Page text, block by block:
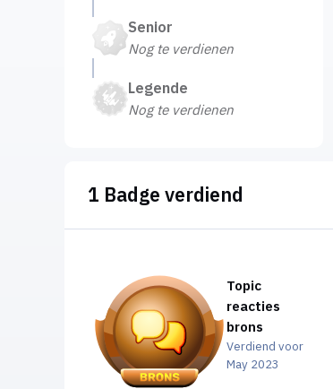
Senior
Nog te verdienen
Legende
Nog te verdienen
1 Badge verdiend
Topic
reacties
brons
Verdiend voor
May 2023